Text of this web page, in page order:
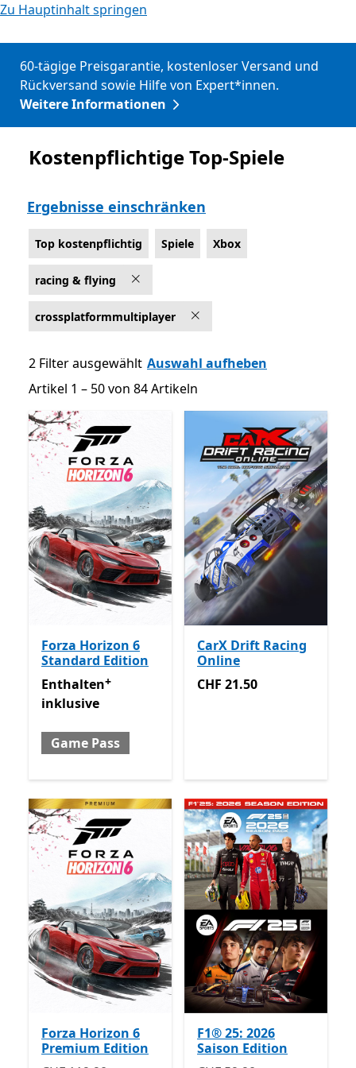
Zu Hauptinhalt springen
60-tägige Preisgarantie, kostenloser Versand und
Rückversand sowie Hilfe von Expert*innen.
Weitere Informationen
Top kostenpflichtig
Kostenpflichtige Top-Spiele
Ergebnisse einschränken
Top kostenpflichtig Spiele Xbox
racing & flying
crossplatformmultiplayer
2 Filter ausgewählt Auswahl aufheben
Artikel 1 – 50 von 84 Artikeln
Artikel 1 – 50 von 84 Artikeln
Forza Horizon 6
Standard Edition
Enthalten inklusive Game Pass Enthält In-App-Käufe
Enthalten+
inklusive
Game Pass
CarX Drift Racing
Online
CHF 21.50
CHF 21.50
Forza Horizon 6
Premium Edition
F1® 25: 2026
Saison Edition